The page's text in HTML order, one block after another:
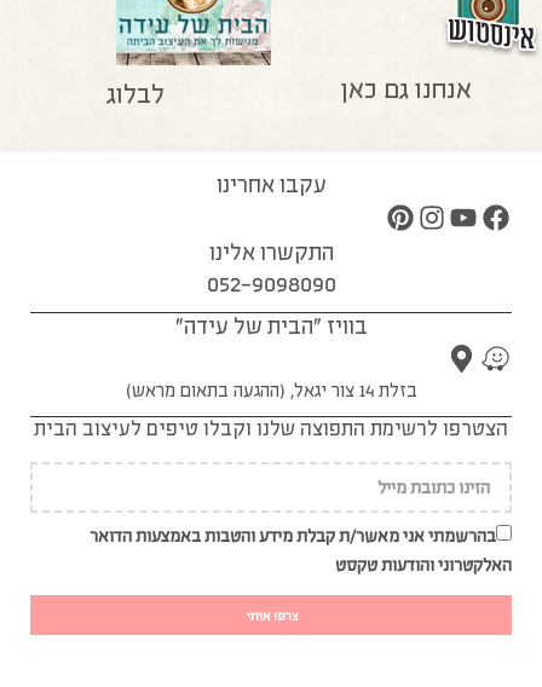
אנחנו גם כאן לבלוג
עקבו אחרינו
התקשרו אלינו
052-9098090
בוויז "הבית של עידה"
בזלת 14 צור יגאל, (ההגעה בתאום מראש)
הצטרפו לרשימת התפוצה שלנו וקבלו טיפים לעיצוב הבית
בהרשמתי אני מאשר/ת קבלת מידע והטבות באמצעות הדואר
האלקטרוני והודעות טקסט
צרפו אותי